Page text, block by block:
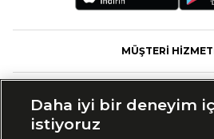
MÜŞTERİ
Daha iyi bir deneyim
istiyoruz